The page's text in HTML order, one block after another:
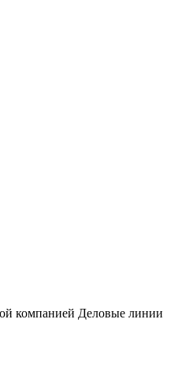
компанией Деловые линии